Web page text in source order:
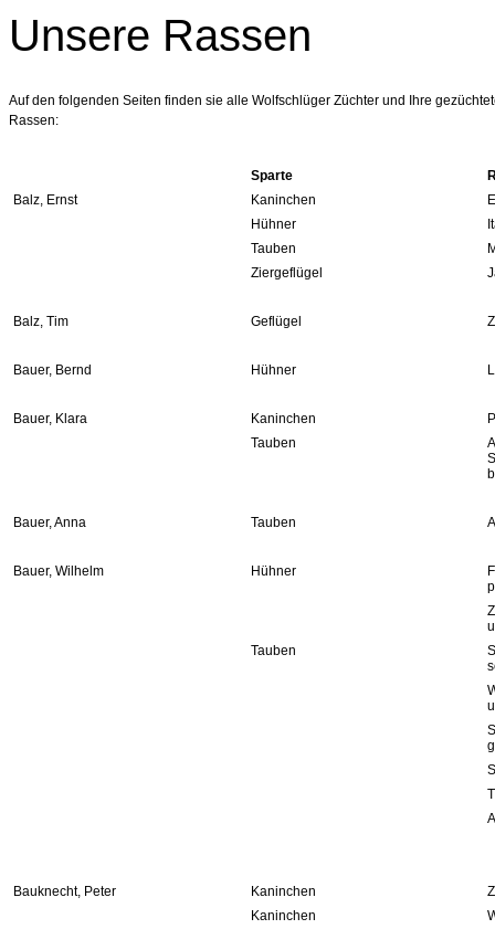
Unsere Rassen
Auf den folgenden Seiten finden sie alle Wolfschlüger Züchter und Ihre
Rassen:
Sparte
Balz, Ernst
Kaninchen
Hühner
Tauben
Ziergeflügel
Balz, Tim Geflügel
Bauer, Bernd Hühner
Bauer, Klara Kaninchen
Tauben
Bauer, Anna Tauben
Bauer, Wilhelm Hühner
Tauben
Bauknecht, Peter Kaninchen
Kaninchen